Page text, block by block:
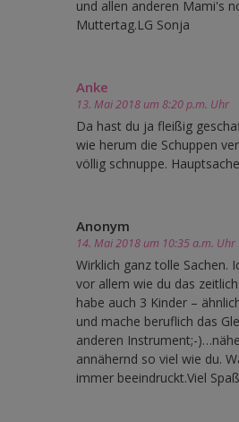
und allen anderen Mami's
Muttertag.LG Sonja
Anke
13. Mai 2018 um 8:20 p.m. Uhr
Da hast du ja fleißig
wie herum die Schuppen
völlig schnuppe.
Anonym
14. Mai 2018 um 10:35 a.m. Uhr
Wirklich ganz tolle Sachen.
vor allem wie du das
habe auch 3 Kinder –
und mache beruflich das
anderen Instrument;-
annähernd so viel wie du.
immer beeindruckt.Viel